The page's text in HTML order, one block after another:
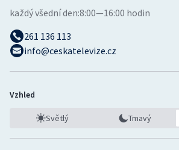
každý všední den:8:00—16:00 hodin
261 136 113
info@ceskatelevize.cz
Vzhled
Světlý Tmavý